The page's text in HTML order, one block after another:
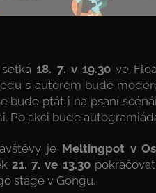
18. 7. v 19.30 ve
s autorem bude
bude ptát i na psaní
Po akci bude
je Meltingpot v
21. 7. ve 13.30
stage v Gongu.